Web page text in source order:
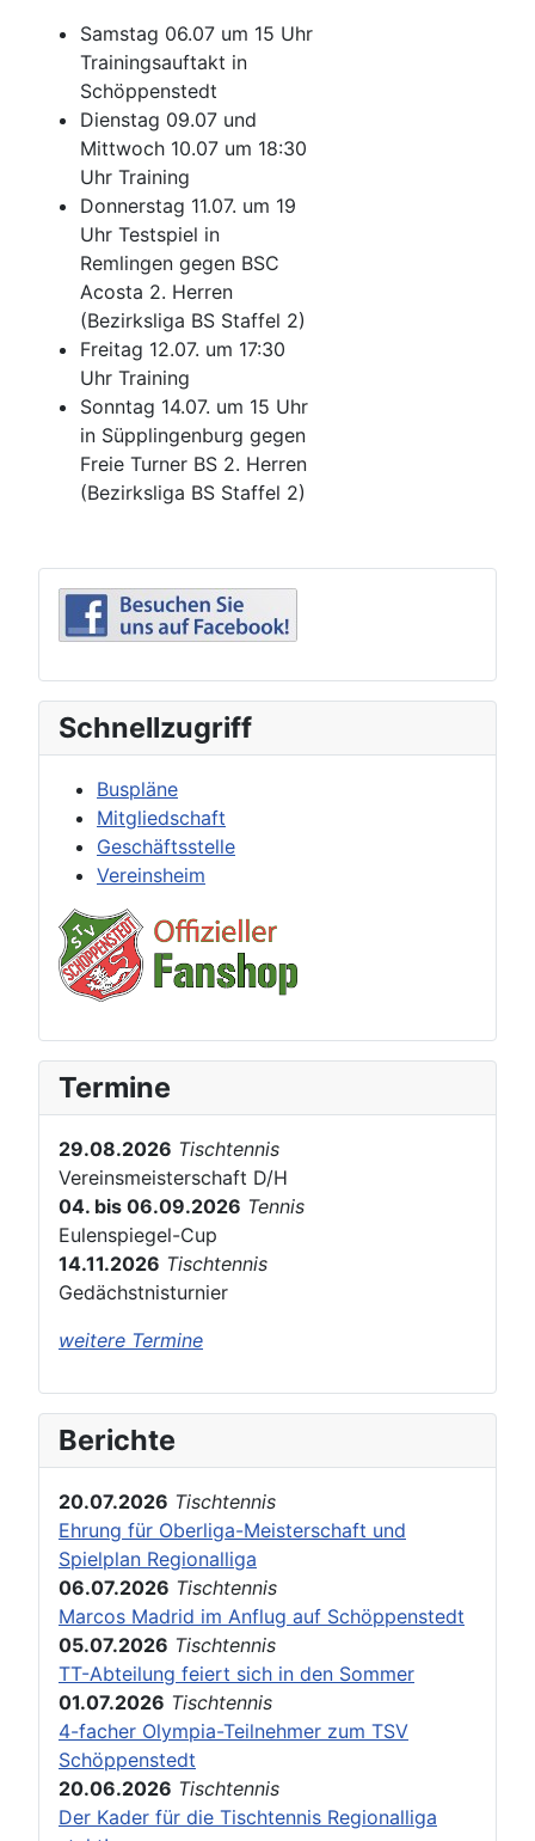
Samstag 06.07 um 15 Uhr
Trainingsauftakt in
Schöppenstedt
Dienstag 09.07 und
Mittwoch 10.07 um 18:30
Uhr Training
Donnerstag 11.07. um 19
Uhr Testspiel in
Remlingen gegen BSC
Acosta 2. Herren
(Bezirksliga BS Staffel 2)
Freitag 12.07. um 17:30
Uhr Training
Sonntag 14.07. um 15 Uhr
in Süpplingenburg gegen
Freie Turner BS 2. Herren
(Bezirksliga BS Staffel 2)
Schnellzugriff
Buspläne
Mitgliedschaft
Geschäftsstelle
Vereinsheim
Termine
29.08.2026 Tischtennis
Vereinsmeisterschaft D/H
04. bis 06.09.2026 Tennis
Eulenspiegel-Cup
14.11.2026 Tischtennis
Gedächstnisturnier
weitere Termine
Berichte
20.07.2026 Tischtennis
Ehrung für Oberliga-Meisterschaft und
Spielplan Regionalliga
06.07.2026 Tischtennis
Marcos Madrid im Anflug auf Schöppenstedt
05.07.2026 Tischtennis
TT-Abteilung feiert sich in den Sommer
01.07.2026 Tischtennis
4-facher Olympia-Teilnehmer zum TSV
Schöppenstedt
20.06.2026 Tischtennis
Der Kader für die Tischtennis Regionalliga